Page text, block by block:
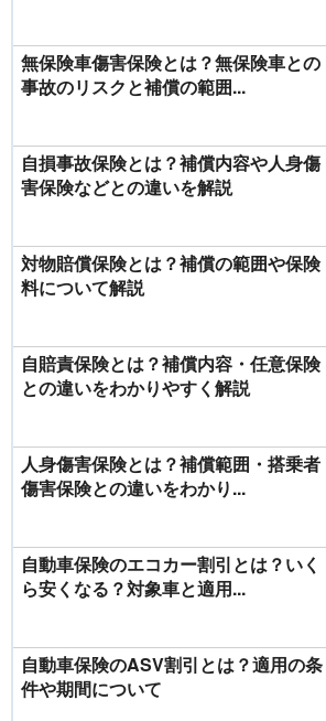
無保険車傷害保険とは？無保険車との
事故のリスクと補償の範囲...
自損事故保険とは？補償内容や人身傷
害保険などとの違いを解説
対物賠償保険とは？補償の範囲や保険
料について解説
自賠責保険とは？補償内容・任意保険
との違いをわかりやすく解説
人身傷害保険とは？補償範囲・搭乗者
傷害保険との違いをわかり...
自動車保険のエコカー割引とは？いく
ら安くなる？対象車と適用...
自動車保険のASV割引とは？適用の条
件や期間について